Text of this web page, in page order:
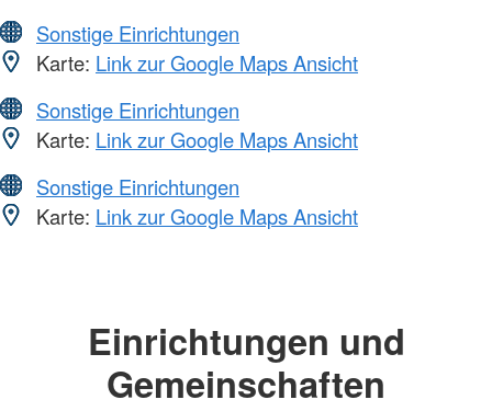
Sonstige Einrichtungen
Karte: Link zur Google Maps Ansicht
Sonstige Einrichtungen
Karte: Link zur Google Maps Ansicht
Sonstige Einrichtungen
Karte: Link zur Google Maps Ansicht
Einrichtungen und
Gemeinschaften